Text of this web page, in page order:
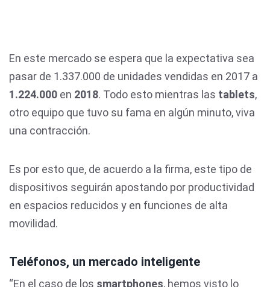
En este mercado se espera que la expectativa sea
pasar de 1.337.000 de unidades vendidas en 2017 a
1.224.000 en 2018. Todo esto mientras las tablets,
otro equipo que tuvo su fama en algún minuto, viva
una contracción.
Es por esto que, de acuerdo a la firma, este tipo de
dispositivos seguirán apostando por productividad
en espacios reducidos y en funciones de alta
movilidad.
Teléfonos, un mercado inteligente
“En el caso de los smartphones, hemos visto lo